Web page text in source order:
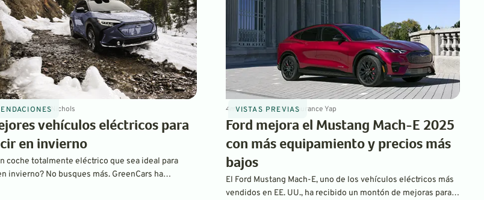
2024ByDavid Nichols
vehículos eléctricos para
en invierno
coche totalmente eléctrico que sea ideal para
invierno? No busques más. GreenCars ha
VISTAS PREVIAS
4 minNov 11, 2024ByLaurance Yap
Ford mejora el Mustang Mach-E 2025
con más equipamiento y precios más
bajos
El Ford Mustang Mach-E, uno de los vehículos eléctricos más
vendidos en EE. UU., ha recibido un montón de mejoras para